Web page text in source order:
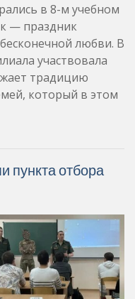
в 8-м учебном
— праздник
любви. В
участвовала
традицию
который в этом
пункта отбора